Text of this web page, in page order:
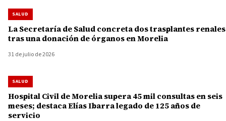
SALUD
La Secretaría de Salud concreta dos trasplantes renales
tras una donación de órganos en Morelia
31 de julio de 2026
SALUD
Hospital Civil de Morelia supera 45 mil consultas en seis
meses; destaca Elías Ibarra legado de 125 años de
servicio